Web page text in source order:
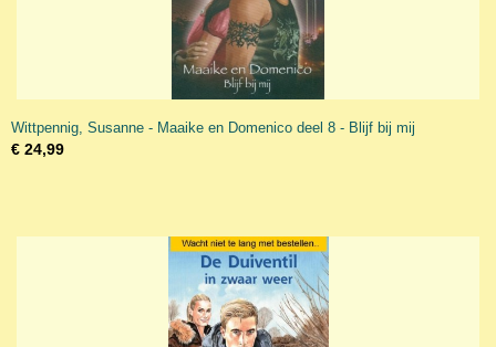
Wittpennig, Susanne - Maaike en Domenico deel 8 - Blijf bij mij
€ 24,99